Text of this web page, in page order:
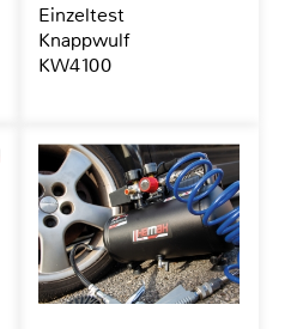
Einzeltest
Knappwulf
KW4100